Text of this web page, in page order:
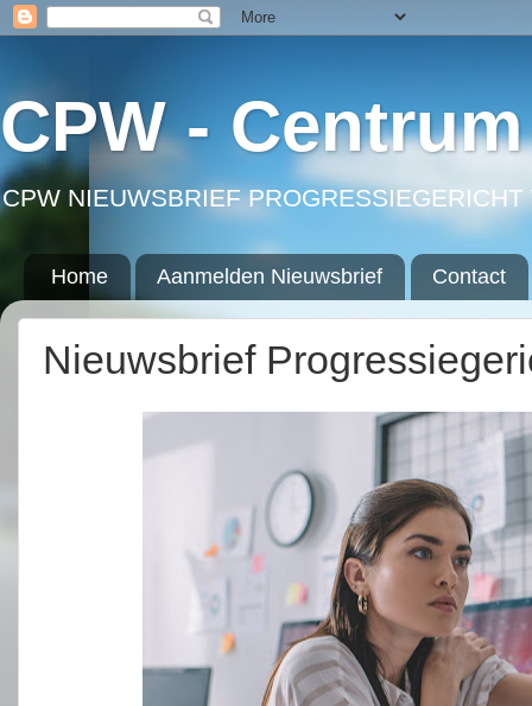
CPW -
CPW NIEUWSBRIEF
Home Aanmelden Nieuwsbrief Contact
Nieuwsbrief